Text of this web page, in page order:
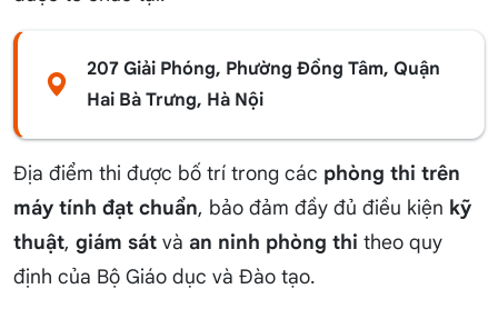
207 Giải Phóng, Phường Đồng Tâm, Quận
Hai Bà Trưng, Hà Nội
Địa điểm thi được bố trí trong các phòng thi trên
máy tính đạt chuẩn, bảo đảm đầy đủ điều kiện kỹ
thuật, giám sát và an ninh phòng thi theo quy
định của Bộ Giáo dục và Đào tạo.